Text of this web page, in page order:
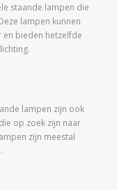
staande lampen die
lampen kunnen
en bieden hetzelfde
lampen zijn ook
op zoek zijn naar
zijn meestal